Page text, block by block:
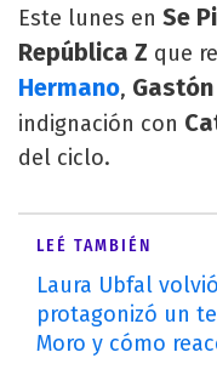
Este lunes en Se
República Z que
Hermano,
indignación con
del ciclo.
LEÉ TAMBIÉN
Laura Ubfal
protagonizó un
Moro y cómo